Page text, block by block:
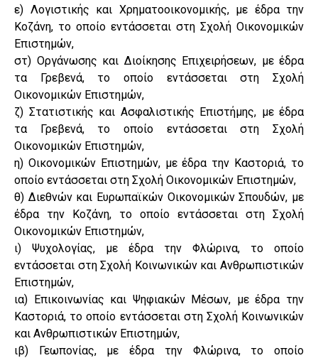
ε) Λογιστικής και Χρηματοοικονομικής, με έδρα την
Κοζάνη, το οποίο εντάσσεται στη Σχολή Οικονομικών
Επιστημών,
στ) Οργάνωσης και Διοίκησης Επιχειρήσεων, με έδρα
τα Γρεβενά, το οποίο εντάσσεται στη Σχολή
Οικονομικών Επιστημών,
ζ) Στατιστικής και Ασφαλιστικής Επιστήμης, με έδρα
τα Γρεβενά, το οποίο εντάσσεται στη Σχολή
Οικονομικών Επιστημών,
η) Οικονομικών Επιστημών, με έδρα την Καστοριά, το
οποίο εντάσσεται στη Σχολή Οικονομικών Επιστημών,
θ) Διεθνών και Ευρωπαϊκών Οικονομικών Σπουδών, με
έδρα την Κοζάνη, το οποίο εντάσσεται στη Σχολή
Οικονομικών Επιστημών,
ι) Ψυχολογίας, με έδρα την Φλώρινα, το οποίο
εντάσσεται στη Σχολή Κοινωνικών και Ανθρωπιστικών
Επιστημών,
ια) Επικοινωνίας και Ψηφιακών Μέσων, με έδρα την
Καστοριά, το οποίο εντάσσεται στη Σχολή Κοινωνικών
και Ανθρωπιστικών Επιστημών,
ιβ) Γεωπονίας, με έδρα την Φλώρινα, το οποίο